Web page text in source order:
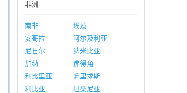
非洲
南非
埃及
安哥拉
阿尔及利亚
尼日尔
纳米比亚
加纳
佛得角
利比里亚
毛里求斯
利比亚
坦桑尼亚